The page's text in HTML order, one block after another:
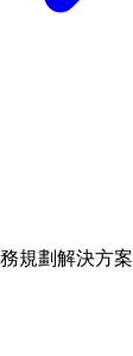
規劃解決方案